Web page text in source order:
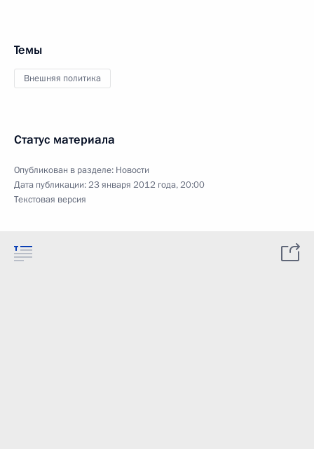
Темы
Внешняя политика
Статус материала
Опубликован в разделе: Новости
Дата публикации:23 января 2012 года, 20:00
Текстовая версия